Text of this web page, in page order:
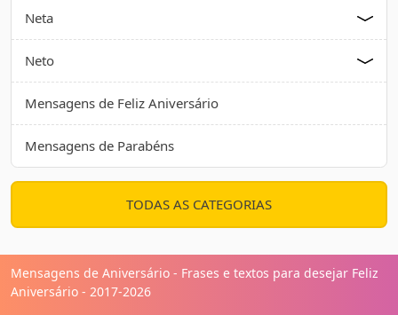
Neta
Neto
Mensagens de Feliz Aniversário
Mensagens de Parabéns
TODAS AS CATEGORIAS
Mensagens de Aniversário - Frases e textos para desejar Feliz
Aniversário - 2017-2026